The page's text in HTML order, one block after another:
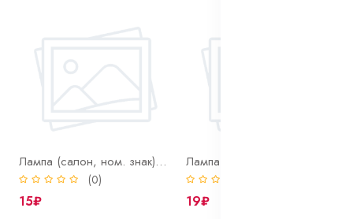
Лампа (салон, ном. знак) 12-10 SV8.5/8 l=41мм
(0)
15₽ 19₽